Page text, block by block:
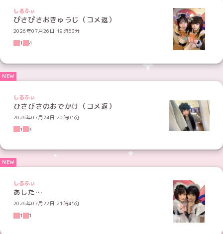
しるふぃ
ぴさぴさおきゅうじ（コメ返）
2026年07月26日 19時53分
1
4
しるふぃ
ひさびさのおでかけ（コメ返）
2026年07月24日 20時05分
1
3
しるふぃ
あした…
2026年07月22日 21時45分
1
1